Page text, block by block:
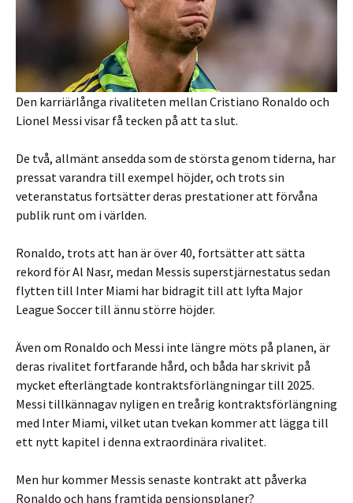
Den karriärlånga rivaliteten mellan Cristiano Ronaldo och
Lionel Messi visar få tecken på att ta slut.
De två, allmänt ansedda som de största genom tiderna, har
pressat varandra till exempel höjder, och trots sin
veteranstatus fortsätter deras prestationer att förvåna
publik runt om i världen.
Ronaldo, trots att han är över 40, fortsätter att sätta
rekord för Al Nasr, medan Messis superstjärnestatus sedan
flytten till Inter Miami har bidragit till att lyfta Major
League Soccer till ännu större höjder.
Även om Ronaldo och Messi inte längre möts på planen, är
deras rivalitet fortfarande hård, och båda har skrivit på
mycket efterlängtade kontraktsförlängningar till 2025.
Messi tillkännagav nyligen en treårig kontraktsförlängning
med Inter Miami, vilket utan tvekan kommer att lägga till
ett nytt kapitel i denna extraordinära rivalitet.
Men hur kommer Messis senaste kontrakt att påverka
Ronaldo och hans framtida pensionsplaner?